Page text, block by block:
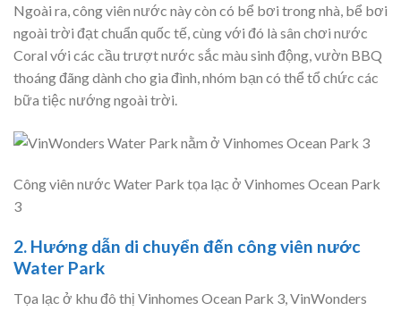
Ngoài ra, công viên nước này còn có bể bơi trong nhà, bể bơi
ngoài trời đạt chuẩn quốc tế, cùng với đó là sân chơi nước
Coral với các cầu trượt nước sắc màu sinh động, vườn BBQ
thoáng đãng dành cho gia đình, nhóm bạn có thể tổ chức các
bữa tiệc nướng ngoài trời.
Công viên nước Water Park tọa lạc ở Vinhomes Ocean Park
3
2. Hướng dẫn di chuyển đến công viên nước
Water Park
Tọa lạc ở khu đô thị Vinhomes Ocean Park 3, VinWonders